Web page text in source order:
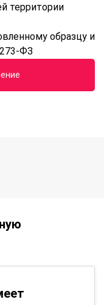
территории
образцу и
ФЗ